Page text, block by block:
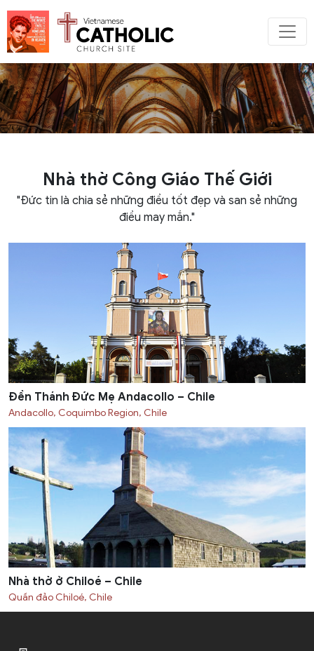
Nhà thờ Công Giáo Thế Giới
"Đức tin là chia sẻ những điều tốt đẹp và san sẻ những
điều may mắn."
Ðền Thánh Đức Mẹ Andacollo – Chile
Andacollo, Coquimbo Region, Chile
Nhà thờ ở Chiloé – Chile
Quần đảo Chiloé, Chile